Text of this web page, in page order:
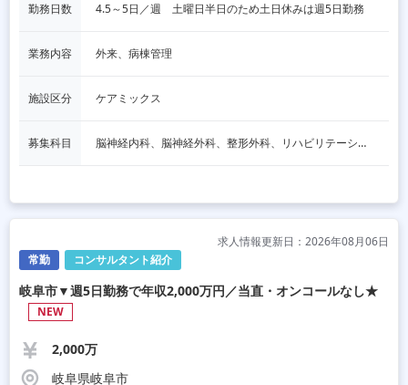
勤務日数 4.5～5日／週　土曜日半日のため土日休みは週5日勤務
業務内容 外来、病棟管理
施設区分 ケアミックス
募集科目 脳神経内科、脳神経外科、整形外科、リハビリテーション科
常勤 コンサルタント紹介
求人情報更新日：2026年08月06日
岐阜市▼週5日勤務で年収2,000万円／当直・オンコールなし★
NEW
2,000万
岐阜県岐阜市